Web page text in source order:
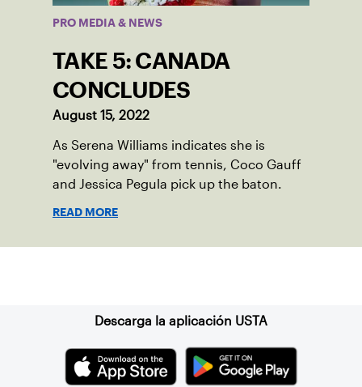
PRO MEDIA & NEWS
TAKE 5: CANADA
CONCLUDES
August 15, 2022
As Serena Williams indicates she is
"evolving away" from tennis, Coco Gauff
and Jessica Pegula pick up the baton.
READ MORE
Descarga la aplicación USTA